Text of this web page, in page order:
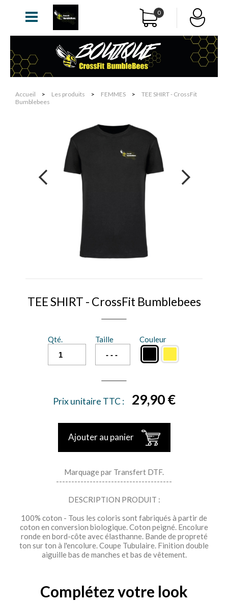
0
Accueil > Les produits > FEMMES >
TEE SHIRT - CrossFit
Bumblebees
next
TEE SHIRT - CrossFit Bumblebees
Qté. Taille Couleur
Prix unitaire TTC : 29,90 €
Ajouter au panier
Marquage par Transfert DTF.
--------------------------------------
DESCRIPTION PRODUIT :
100% coton - Tous les coloris sont fabriqués à partir de
coton en conversion biologique. Coton peigné. Encolure
ronde en bord-côte avec élasthanne. Bande de propreté
ton sur ton à l'encolure. Coupe Tubulaire. Finition double
aiguille bas de manches et bas de vêtement.
Complétez votre look